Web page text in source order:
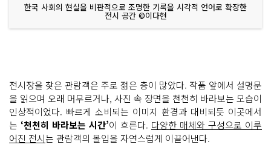
한국 사회의 현실을 비판적으로 조명한 기록을 시각적 언어로 확장한
전시 공간 ©이다현
전시장을 찾은 관람객은 주로 젊은 층이 많았다. 작품 앞에서 설명문
을 읽으며 오래 머무르거나, 사진 속 장면을 천천히 바라보는 모습이
인상적이었다. 빠르게 소비되는 이미지 환경과 대비되듯 이곳에서
는 ‘천천히 바라보는 시간’이 흐른다. 다양한 매체와 구성으로 이루
어진 전시는 관람객의 몰입을 자연스럽게 이끌어낸다.